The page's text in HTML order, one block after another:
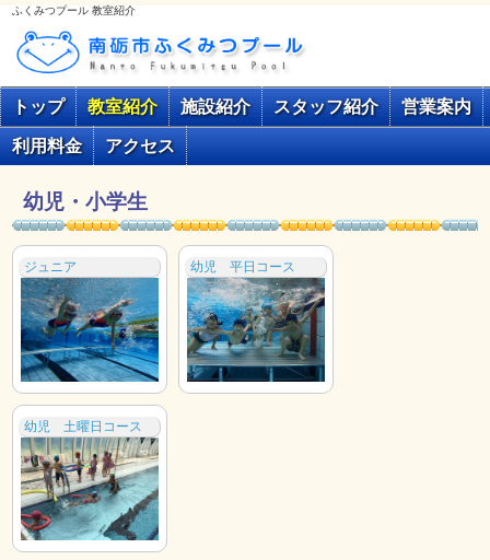
ふくみつプール 教室紹介
トップ 教室紹介 施設紹介 スタッフ紹介 営業案内
利用料金 アクセス
幼児・小学生
ジュニア 幼児 平日コース
幼児 土曜日コース